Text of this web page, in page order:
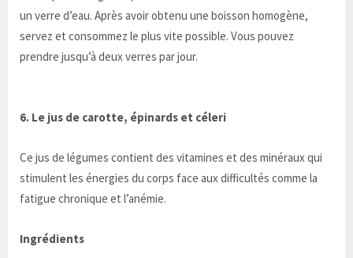
un verre d’eau. Après avoir obtenu une boisson homogène,
servez et consommez le plus vite possible. Vous pouvez
prendre jusqu’à deux verres par jour.
6. Le jus de carotte, épinards et céleri
Ce jus de légumes contient des vitamines et des minéraux qui
stimulent les énergies du corps face aux difficultés comme la
fatigue chronique et l’anémie.
Ingrédients